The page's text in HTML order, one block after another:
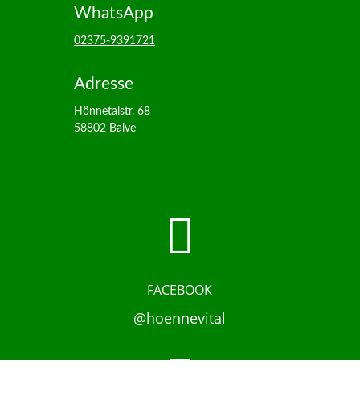
WhatsApp
02375-9391721
Adresse
Hönnetalstr. 68
58802 Balve

FACEBOOK
@hoennevital
